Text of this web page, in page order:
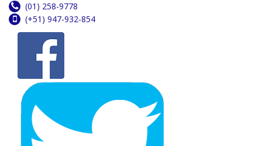
(01) 258-9778
(+51) 947-932-854